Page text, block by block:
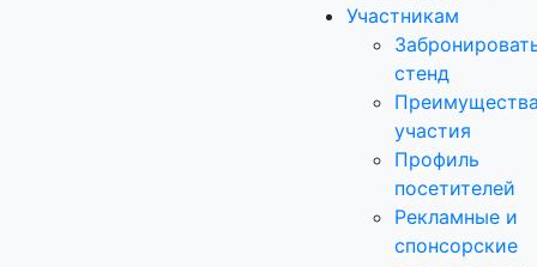
Участникам
стенд
участия
Профиль
посетителей
Рекламные и
спонсорские